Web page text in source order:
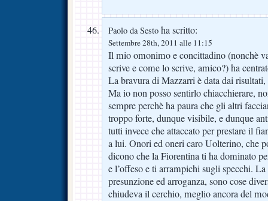
Paolo da Sesto ha scritto:
Settembre 28th, 2011 alle 11:15
Il mio omonimo e concittadino (nonchè
scrive e come lo scrive, amico?) ha
La bravura di Mazzarri è data dai risultati,
Ma io non posso sentirlo chiacchierare,
sempre perchè ha paura che gli altri
troppo forte, dunque visibile, e dunque
tutti invece che attaccato per prestare il
a lui. Onori ed oneri caro Uolterino, che
dicono che la Fiorentina ti ha dominato
e l’offeso e ti arrampichi sugli specchi.
presunzione ed arroganza, sono cose
chiudeva il cerchio, meglio ancora del